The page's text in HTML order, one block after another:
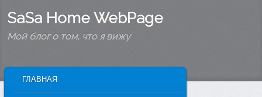
SaSa Home WebPage
Мой блог о том, что я вижу
SKIP TO PRIMARY CONTENT
SKIP TO SECONDARY CONTENT
ГЛАВНАЯ